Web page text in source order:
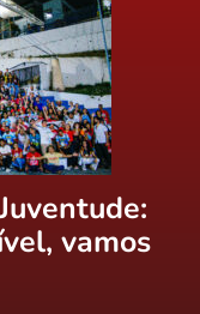
vamos